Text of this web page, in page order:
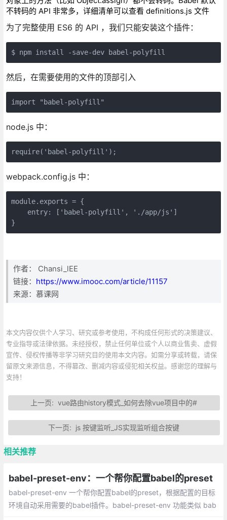
不转码的 API 非常多，详细清单可以查看 definitions.js 文件
为了完整使用 ES6 的 API ，我们只能安装这个插件：
$ npm install -save-dev babel-polyfill
然后，在需要使用的文件的顶部引入
import "babel-polyfill"
node.js 中：
require('babel-polyfill');
webpack.config.js 中：
module.exports = {
    entry: ['babel-polyfill', './app/js']
}
作者： Chansi_lEE
链接： https://www.imooc.com/article/11157
来源：慕课网
本文内容仅供个人学习、研究或参考使用，不构成任何形式的决策建议、
专业指导或法律依据。未经授权，禁止任何单位或个人以商业售卖、虚假
宣传、侵权传播等非学习研究目的使用本文内容。如需分享或转载，请保
留原文来源信息，不得篡改、删减内容或侵犯相关权益。感谢您的理解与
支持！
上一页:vue路由history模式_如何去除vue项目中的#
下一页: js 按键监听_JS实现监听组合按键
相关推荐
babel-preset-env：一个帮你配置babel的preset
babel-preset-env 一个帮你配置babel的preset，根据配置的目标
环境自动采用需要的babel插件。babel-preset-env 功能类似 bab